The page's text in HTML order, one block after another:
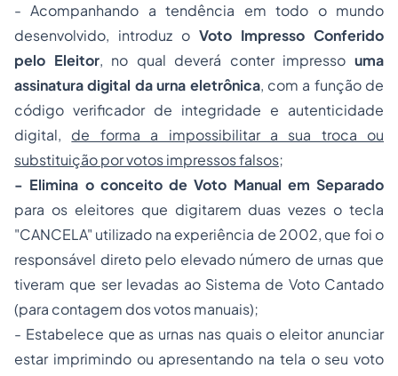
- Acompanhando a tendência em todo o mundo
desenvolvido, introduz o Voto Impresso Conferido
pelo Eleitor, no qual deverá conter impressouma
assinatura digital da urna eletrônica, com a função de
código verificador de integridade e autenticidade
digital, de forma a impossibilitar a sua troca ou
substituição por votos impressos falsos;
- Elimina o conceito de Voto Manual em Separado
para os eleitores que digitarem duas vezes o tecla
"CANCELA" utilizado na experiência de 2002, que foi o
responsável direto pelo elevado número de urnas que
tiveram que ser levadas ao Sistema de Voto Cantado
(para contagem dos votos manuais);
- Estabelece que as urnas nas quais o eleitor anunciar
estar imprimindo ou apresentando na tela o seu voto